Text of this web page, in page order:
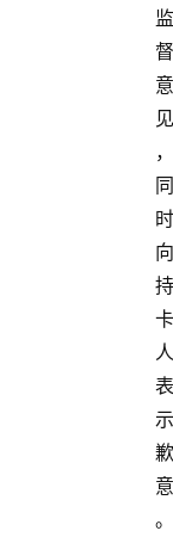
监
督
意
见
，
同
时
向
持
卡
人
表
示
歉
意
。